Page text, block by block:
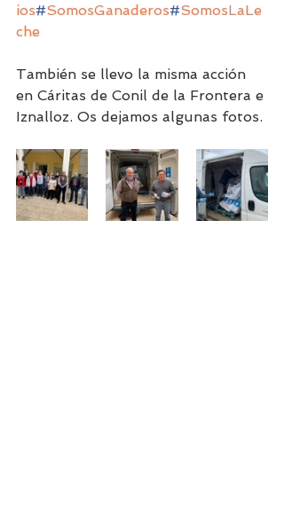
ios#SomosGanaderos#SomosLaLe
che
También se llevo la misma acción
en Cáritas de Conil de la Frontera e
Iznalloz. Os dejamos algunas fotos.